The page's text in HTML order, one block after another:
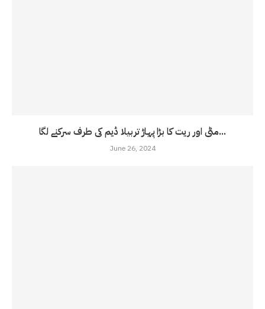
مٹی اور ریت کا بڑا پہاڑ تربیلا ڈیم کی طرف سرکنے لگا...
June 26, 2024